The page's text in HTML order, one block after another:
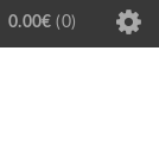
0.00€ 0